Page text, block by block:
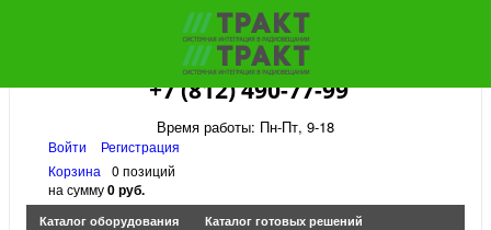
+7 (812) 490-77-99
Время работы: Пн-Пт, 9-18
Войти
Регистрация
Корзина
0 позиций
на сумму0 руб.
Каталог оборудования
Каталог готовых решений